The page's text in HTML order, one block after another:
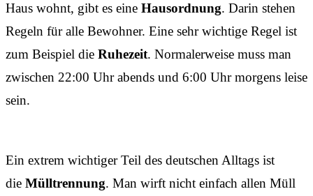
Haus wohnt, gibt es eine Hausordnung. Darin stehen
Regeln für alle Bewohner. Eine sehr wichtige Regel ist
zum Beispiel die Ruhezeit. Normalerweise muss man
zwischen 22:00 Uhr abends und 6:00 Uhr morgens leise
sein.
Ein extrem wichtiger Teil des deutschen Alltags ist
die Mülltrennung. Man wirft nicht einfach allen Müll